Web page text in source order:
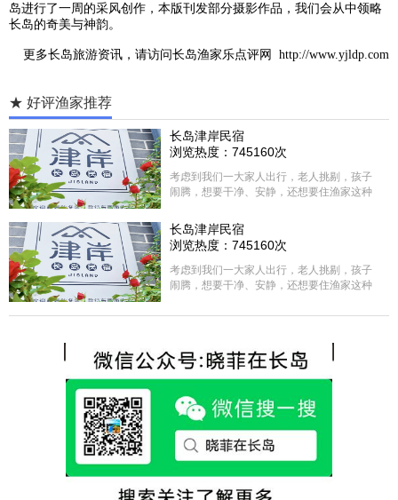
岛进行了一周的采风创作，本版刊发部分摄影作品，我们会从中领略
长岛的奇美与神韵。
更多长岛旅游资讯，请访问长岛渔家乐点评网 http://www.yjldp.com
★ 好评渔家推荐
长岛津岸民宿
浏览热度：745160次
考虑到我们一大家人出行，老人挑剔，孩子
闹腾，想要干净、安静，还想要住渔家这种
选择津岸民宿，实际体验客房很干净，饭菜
方面家里老人也很满意，整体饭菜给搭配的
很好，每顿饭也不重样的，海鲜确实是非常
的新鲜呢，另外值得一提的是，他家的海菜
包子非常好吃。 其实长岛可选的酒店、民宿
各不相同，可以根据自己的喜好选择。非常
热情，能根据我提出的需求来安排房间，这
点很好。
长岛津岸民宿
浏览热度：745160次
考虑到我们一大家人出行，老人挑剔，孩子
闹腾，想要干净、安静，还想要住渔家这种
选择津岸民宿，实际体验客房很干净，饭菜
很好，每顿饭也不重样的，海鲜确实是非常
的新鲜呢，另外值得一提的是，他家的海菜
包子非常好吃。 其实长岛可选的酒店、民宿
各不相同，可以根据自己的喜好选择。非常
推荐津岸民宿，关键是老板娘晓菲很细心、
热情，能根据我提出的需求来安排房间，这
点很好。